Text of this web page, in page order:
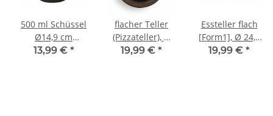
500 ml Schüssel
Ø14,9 cm
robust,
13,99 € *
flacher Teller
(Pizzateller), Ø
27,2 cm,
19,99 € *
Essteller flach
[Form1], Ø 24,0
cm, Dekor
19,99 € *